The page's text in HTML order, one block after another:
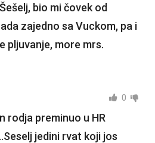
bio mi čovek od
zajedno sa Vuckom, pa i
pljuvanje, more mrs.
0
rodja preminuo u HR
jedini rvat koji jos